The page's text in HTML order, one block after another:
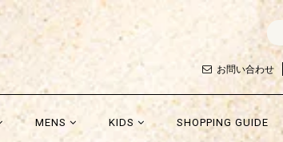
お問い合わせ
MENS KIDS SHOPPING GUIDE